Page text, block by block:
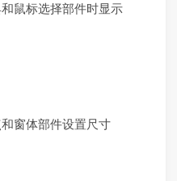
鼠标选择部件时显示
窗体部件设置尺寸